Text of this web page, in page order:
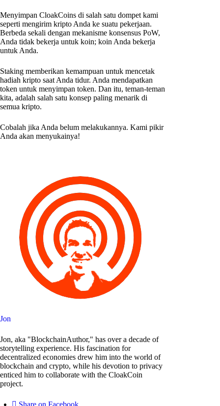
Menyimpan CloakCoins di salah satu dompet kami
seperti mengirim kripto Anda ke suatu pekerjaan.
Berbeda sekali dengan mekanisme konsensus PoW,
Anda tidak bekerja untuk koin; koin Anda bekerja
untuk Anda.
Staking memberikan kemampuan untuk mencetak
hadiah kripto saat Anda tidur. Anda mendapatkan
token untuk menyimpan token. Dan itu, teman-teman
kita, adalah salah satu konsep paling menarik di
semua kripto.
Cobalah jika Anda belum melakukannya. Kami pikir
Anda akan menyukainya!
Jon
Jon, aka "BlockchainAuthor," has over a decade of
storytelling experience. His fascination for
decentralized economies drew him into the world of
blockchain and crypto, while his devotion to privacy
enticed him to collaborate with the CloakCoin
project.
Share on Facebook